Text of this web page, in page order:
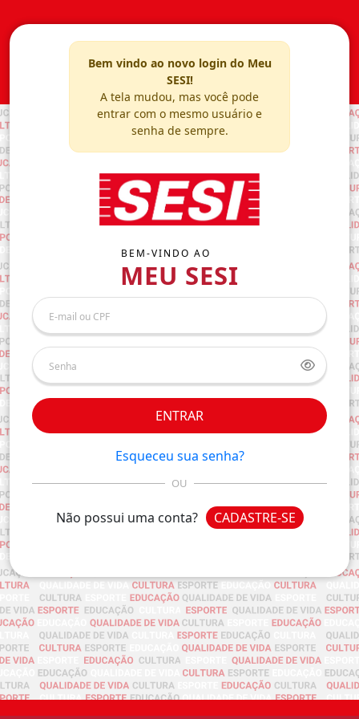
Bem vindo ao novo login do Meu
SESI!
A tela mudou, mas você pode
entrar com o mesmo usuário e
senha de sempre.
BEM-VINDO AO
MEU SESI
ENTRAR
Esqueceu sua senha?
OU
Não possui uma conta? CADASTRE-SE